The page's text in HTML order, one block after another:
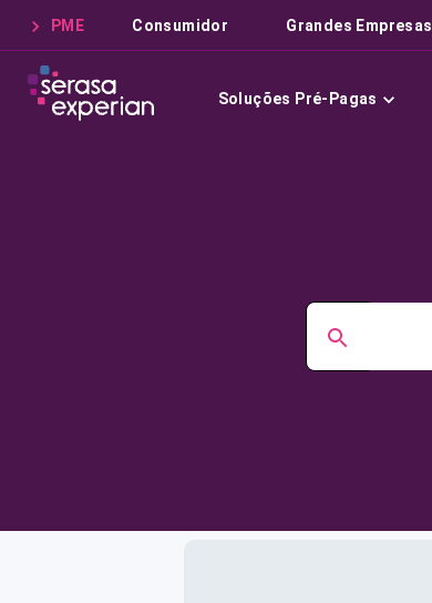
PME Consumidor Grandes Empresas
Soluções Pré-Pagas